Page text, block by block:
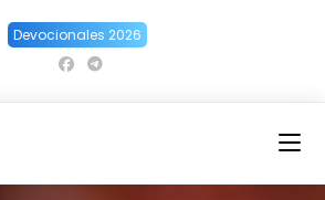
Devocionales 2026